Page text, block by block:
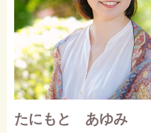
たにもと あゆみ